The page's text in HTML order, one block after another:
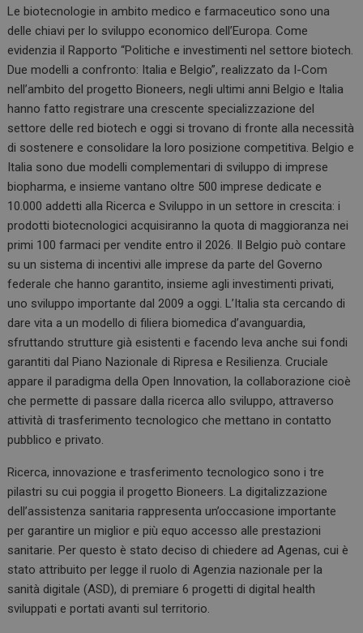
Le biotecnologie in ambito medico e farmaceutico sono una
delle chiavi per lo sviluppo economico dell’Europa. Come
evidenzia il Rapporto “Politiche e investimenti nel settore biotech.
Due modelli a confronto: Italia e Belgio”, realizzato da I-Com
nell’ambito del progetto Bioneers, negli ultimi anni Belgio e Italia
hanno fatto registrare una crescente specializzazione del
settore delle red biotech e oggi si trovano di fronte alla necessità
di sostenere e consolidare la loro posizione competitiva. Belgio e
Italia sono due modelli complementari di sviluppo di imprese
biopharma, e insieme vantano oltre 500 imprese dedicate e
10.000 addetti alla Ricerca e Sviluppo in un settore in crescita: i
prodotti biotecnologici acquisiranno la quota di maggioranza nei
primi 100 farmaci per vendite entro il 2026. Il Belgio può contare
su un sistema di incentivi alle imprese da parte del Governo
federale che hanno garantito, insieme agli investimenti privati,
uno sviluppo importante dal 2009 a oggi. L’Italia sta cercando di
dare vita a un modello di filiera biomedica d’avanguardia,
sfruttando strutture già esistenti e facendo leva anche sui fondi
garantiti dal Piano Nazionale di Ripresa e Resilienza. Cruciale
appare il paradigma della Open Innovation, la collaborazione cioè
che permette di passare dalla ricerca allo sviluppo, attraverso
attività di trasferimento tecnologico che mettano in contatto
pubblico e privato.
Ricerca, innovazione e trasferimento tecnologico sono i tre
pilastri su cui poggia il progetto Bioneers. La digitalizzazione
dell’assistenza sanitaria rappresenta un’occasione importante
per garantire un miglior e più equo accesso alle prestazioni
sanitarie. Per questo è stato deciso di chiedere ad Agenas, cui è
stato attribuito per legge il ruolo di Agenzia nazionale per la
sanità digitale (ASD), di premiare 6 progetti di digital health
sviluppati e portati avanti sul territorio.